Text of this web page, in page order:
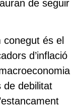
de seguir
és el
d’inflació
de debilitat